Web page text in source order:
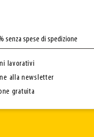
senza spese di spedizione
lavorativi
alla newsletter
gratuita